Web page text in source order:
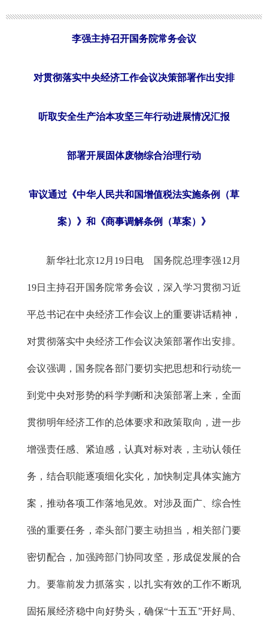
李强主持召开国务院常务会议
对贯彻落实中央经济工作会议决策部署作出安排
听取安全生产治本攻坚三年行动进展情况汇报
部署开展固体废物综合治理行动
审议通过《中华人民共和国增值税法实施条例（草
案）》和《商事调解条例（草案）》
新华社北京12月19日电 国务院总理李强12月
19日主持召开国务院常务会议，深入学习贯彻习近
平总书记在中央经济工作会议上的重要讲话精神，
对贯彻落实中央经济工作会议决策部署作出安排。
会议强调，国务院各部门要切实把思想和行动统一
到党中央对形势的科学判断和决策部署上来，全面
贯彻明年经济工作的总体要求和政策取向，进一步
增强责任感、紧迫感，认真对标对表，主动认领任
务，结合职能逐项细化实化，加快制定具体实施方
案，推动各项工作落地见效。对涉及面广、综合性
强的重要任务，牵头部门要主动担当，相关部门要
密切配合，加强跨部门协同攻坚，形成促发展的合
力。要靠前发力抓落实，以扎实有效的工作不断巩
固拓展经济稳中向好势头，确保“十五五”开好局、